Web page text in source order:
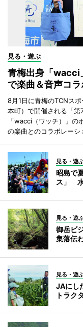
見る・遊ぶ
青梅出身「wacci
で楽曲＆音声コラ
8月1日に青梅のTCNス
本町）で開催される「
「wacci（ワッチ）」の
の楽曲とのコラボレーシ
見る・遊
昭島で
ス」
見る・遊
御岳ビ
集落伝
見る・遊
JAにし
トラク